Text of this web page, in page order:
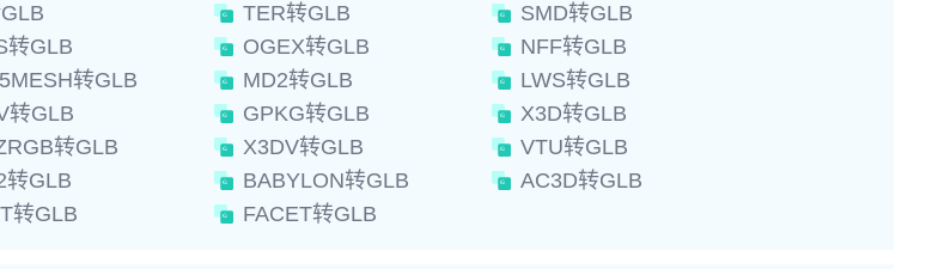
TER转GLB
SMD转GLB
转GLB OGEX转GLB
NFF转GLB
转GLB MD2转GLB
LWS转GLB
转GLB GPKG转GLB
X3D转GLB
转GLB X3DV转GLB
VTU转GLB
转GLB BABYLON转GLB
AC3D转GLB
转GLB FACET转GLB